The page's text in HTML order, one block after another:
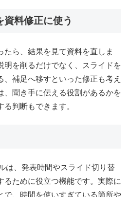
資料修正に使う
たら、結果を見て資料を直しま
明を削るだけでなく、スライドを
、補足へ移すといった修正も考え
、聞き手に伝える役割があるかを
判断もできます。
は、発表時間やスライド切り替
るために役立つ機能です。実際に
で、時間を使いすぎている箇所や